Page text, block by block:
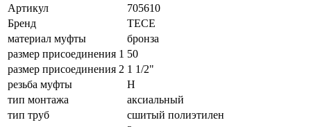
Артикул
705610
Бренд
TECE
материал муфты
бронза
размер присоединения 1 50
размер присоединения 2 1 1/2"
резьба муфты
Н
тип монтажа
аксиальный
тип труб
сшитый полиэтилен